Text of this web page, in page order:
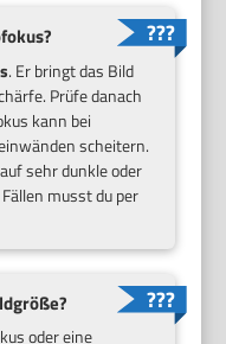
. Er bringt das Bild
Prüfe danach
kann bei
scheitern.
sehr dunkle oder
musst du per
oder eine